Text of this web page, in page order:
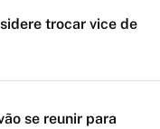
trocar vice de
se reunir para